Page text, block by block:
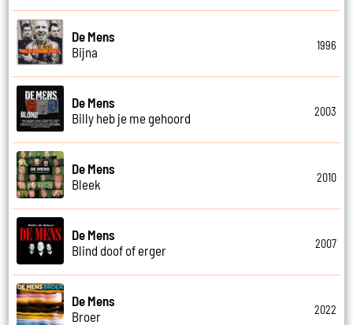
De Mens
Bijna
1996
De Mens
Billy heb je me gehoord
2003
De Mens
Bleek
2010
De Mens
Blind doof of erger
2007
De Mens
Broer
2022